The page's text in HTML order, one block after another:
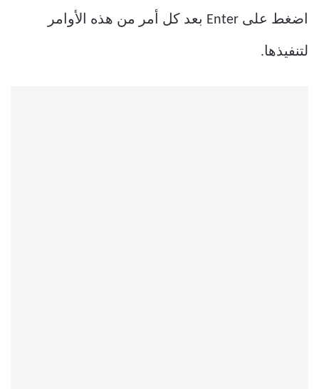
اضغط على Enter بعد كل أمر من هذه الأوامر
لتنفيذها.